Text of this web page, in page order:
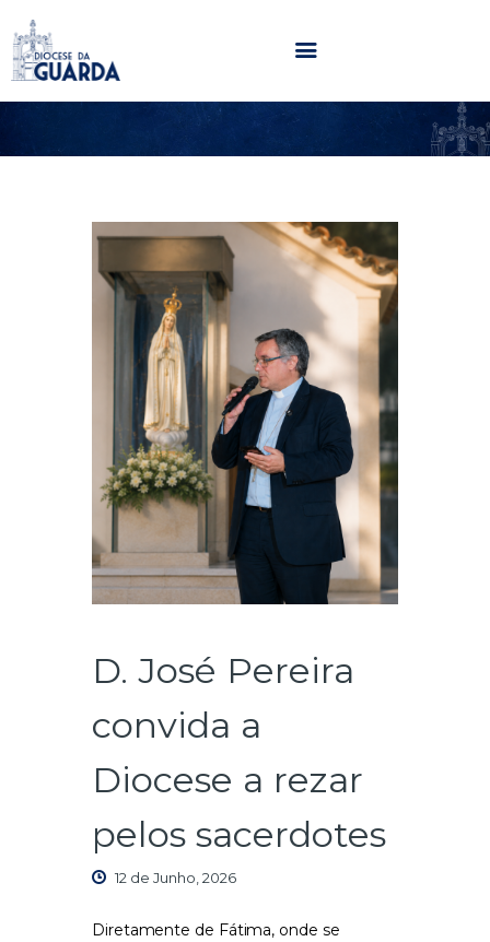
HOME
PARÓQUIAS
NOTÍCIAS
AGENDA
MULTIMÉDIA
SENTIR COM A IGREJA
CONTACTOS
D. José Pereira
convida a
Diocese a rezar
pelos sacerdotes
12 de Junho, 2026
Diretamente de Fátima, onde se